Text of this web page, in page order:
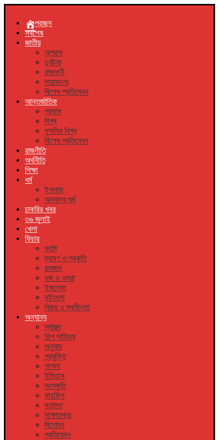
প্রচ্ছদ
সর্বশেষ
জাতীয়
অপরাধ
দুর্ঘটনা
রাজধানী
সারাবাংলা
বিশেষ প্রতিবেদন
আন্তর্জাতিক
প্রবাস
বিশ্ব
মুসলিম বিশ্ব
বিশেষ প্রতিবেদন
রাজনীতি
অর্থনীতি
শিক্ষা
ধর্ম
ইসলাম
অন্যান্য ধর্ম
চাকরির খবর
৩৬ জুলাই
খেলা
ফিচার
ফটো
ভ্রমণ ও প্রকৃতি
রমজান
হজ ও ওমরা
ইজতেমা
বইমেলা
বিজয় ও স্বাধীনতা
অন্যান্য
স্বাস্থ্য
শিল্প সাহিত্য
অনুবাদ
প্রযুক্তি
শাপলা
ইতিহাস
সংস্কৃতি
মাহফিল
মতামত
সাক্ষাতকার
বিনোদন
প্রতিবেদন